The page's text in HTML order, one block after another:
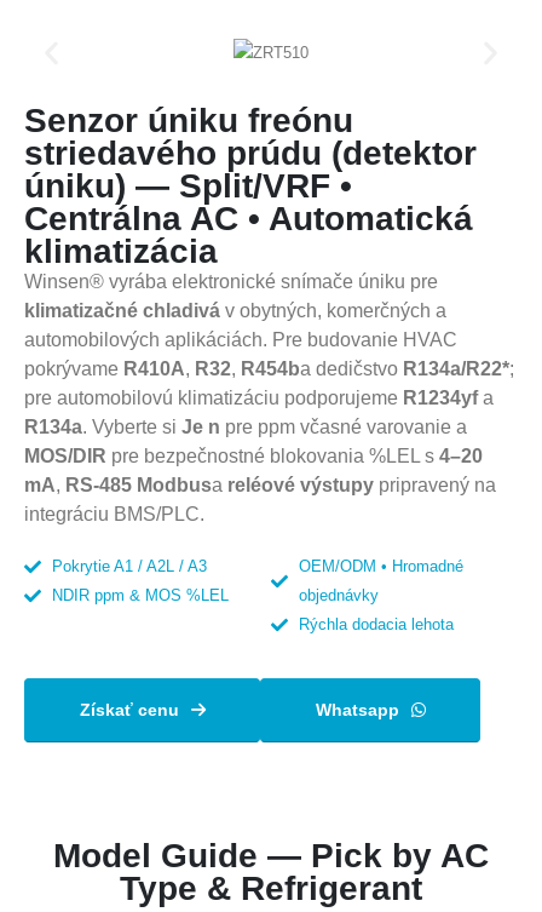
Senzor úniku freónu
striedavého prúdu (detektor
úniku) — Split/VRF •
Centrálna AC • Automatická
klimatizácia
Winsen® vyrába elektronické snímače úniku pre
klimatizačné chladivá v obytných, komerčných a
automobilových aplikáciách. Pre budovanie HVAC
pokrývame R410A, R32, R454ba dedičstvo R134a/R22*;
pre automobilovú klimatizáciu podporujeme R1234yfa
R134a. Vyberte si Je n pre ppm včasné varovanie a
MOS/DIR pre bezpečnostné blokovania %LEL s 4–20
mA, RS-485 Modbusa reléové výstupy pripravený na
integráciu BMS/PLC.
Pokrytie A1 / A2L / A3
NDIR ppm & MOS %LEL
OEM/ODM • Hromadné
objednávky
Rýchla dodacia lehota
Získať cenu Whatsapp
Model Guide — Pick by AC
Type & Refrigerant